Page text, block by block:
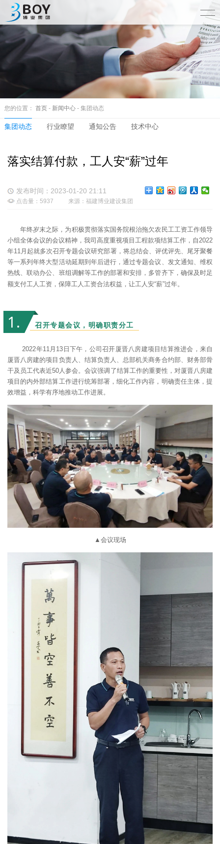
您的位置： 首页- 新闻中心- 集团动态
集团动态 行业瞭望 通知公告 技术中心
落实结算付款，工人安“薪”过年
发布时间：2023-01-20 21:11
点击量：5937 来源：福建博业建设集团
年终岁末之际，为积极贯彻落实国务院根治拖欠农民工工资工作领导
小组全体会议的会议精神，我司高度重视项目工程款项结算工作，自2022
年11月起就多次召开专题会议研究部署，将总结会、评优评先、尾牙聚餐
等一系列年终大型活动延期到年后进行，通过专题会议、发文通知、维权
热线、联动办公、班组调解等工作的部署和安排，多管齐下，确保及时足
额支付工人工资，保障工人工资合法权益，让工人安“薪”过年。
1 . 召开专题会议，明确职责分工
2022年11月13日下午，公司召开厦晋八房建项目结算推进会，来自
厦晋八房建的项目负责人、结算负责人、总部机关商务合约部、财务部骨
干及员工代表近50人参会。会议强调了结算工作的重要性，对厦晋八房建
项目的内外部结算工作进行统筹部署，细化工作内容，明确责任主体，提
效增益，科学有序地推动工作进展。
▲会议现场